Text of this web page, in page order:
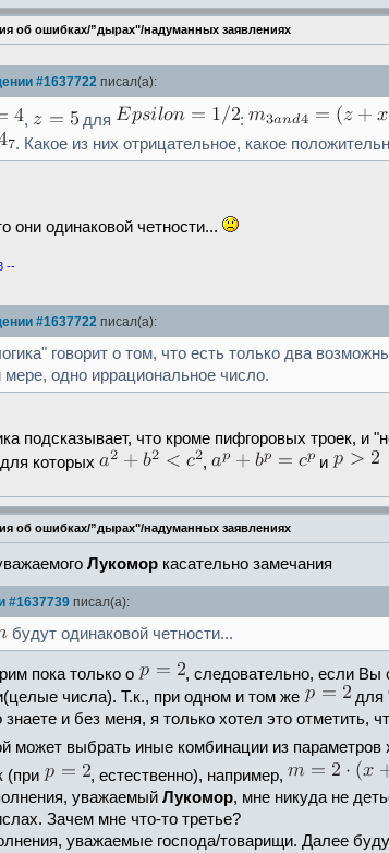
об ошибках/”дырах"/надуманных заявлениях
#1637722 писал(а):
, для :
. Какое из них отрицательное, какое
они одинаковой четности...
--
#1637722 писал(а):
говорит о том, что есть только два
мере, одно иррациональное число.
подсказывает, что кроме пифгоровых троек, и
которых
, и
об ошибках/”дырах"/надуманных заявлениях
Лукомор касательно замечания
#1637739 писал(а):
будут одинаковой четности...
пока только о
, следовательно, если Вы
числа). Т.к., при одном и том же
для
и без меня, я только хотел это отметить,
может выбрать иные комбинации из параметров
(при
, естественно), например,
уважаемый Лукомор, мне никуда не
Зачем мне что-то третье?
уважаемые господа/товарищи. Далее